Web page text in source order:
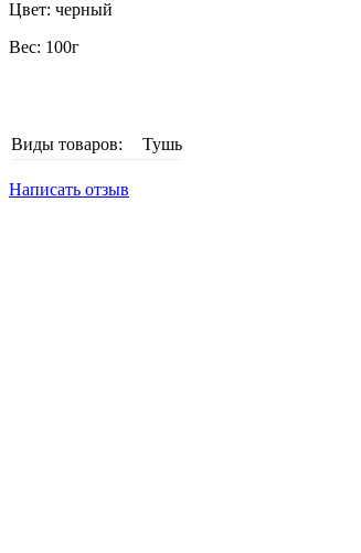
Цвет: черный
Вес: 100г
Виды товаров: Тушь
Написать отзыв